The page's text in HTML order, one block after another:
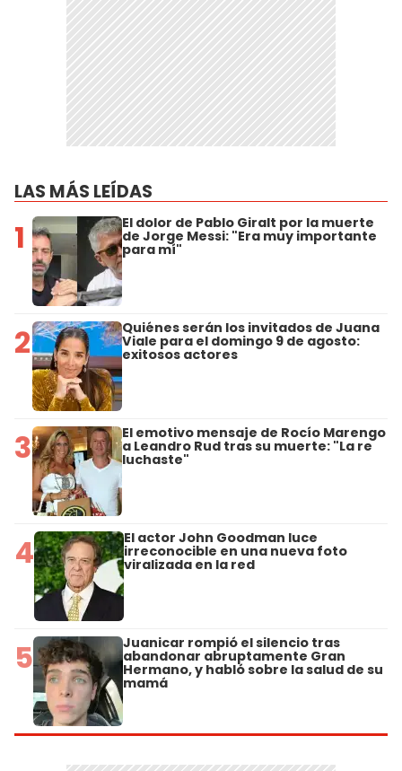
LAS MÁS LEÍDAS
1 El dolor de Pablo Giralt por la muerte
de Jorge Messi: "Era muy importante
para mí"
2 Quiénes serán los invitados de Juana
Viale para el domingo 9 de agosto:
exitosos actores
3 El emotivo mensaje de Rocío Marengo
a Leandro Rud tras su muerte: "La re
luchaste"
4 El actor John Goodman luce
irreconocible en una nueva foto
viralizada en la red
5 Juanicar rompió el silencio tras
abandonar abruptamente Gran
Hermano, y habló sobre la salud de su
mamá